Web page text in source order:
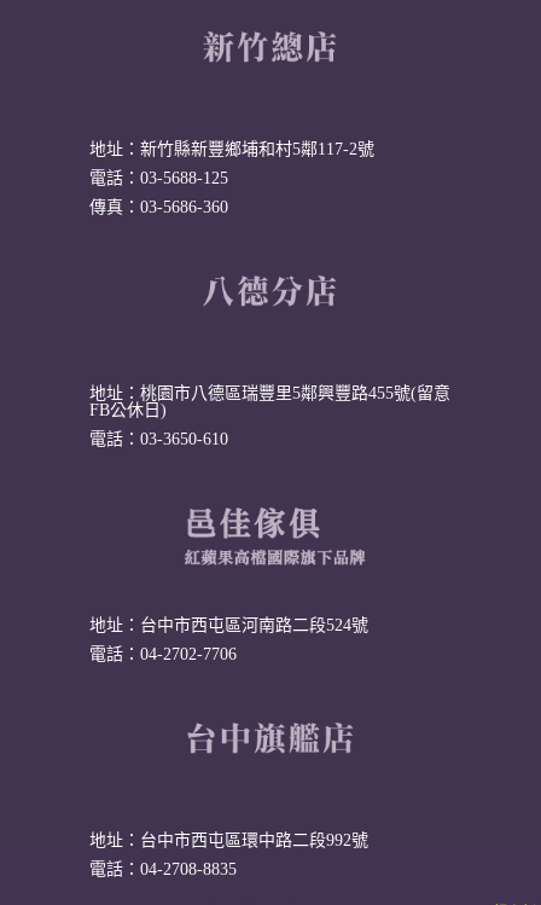
地址：新竹縣新豐鄉埔和村5鄰117-2號
電話：03-5688-125
傳真：03-5686-360
地址：桃園市八德區瑞豐里5鄰興豐路455號(留意
FB公休日)
電話：03-3650-610
地址：台中市西屯區河南路二段524號
電話：04-2702-7706
地址：台中市西屯區環中路二段992號
電話：04-2708-8835